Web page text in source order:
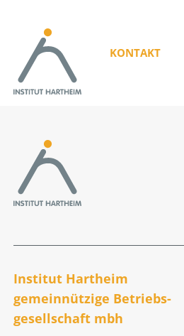
KONTAKT
Institut Hartheim
gemeinnützige Betriebs­
gesellschaft mbh